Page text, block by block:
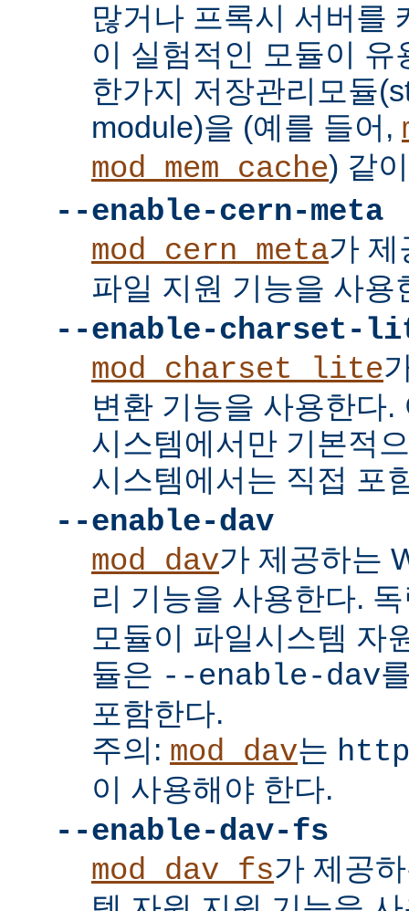
많거나 프록시 서버를
이 실험적인 모듈이
한가지 저장관리모듈
module)을 (예를 들어,
mod_mem_cache) 같
--enable-cern-meta
mod_cern_meta가 제
파일 지원 기능을 사용
--enable-charset-
mod_charset_lite
변환 기능을 사용한다
시스템에서만 기본적
시스템에서는 직접 포
--enable-dav
mod_dav가 제공하는
리 기능을 사용한다.
모듈이 파일시스템 자
듈은 --enable-dav
포함한다.
주의: mod_dav는 http
이 사용해야 한다.
--enable-dav-fs
mod_dav_fs가 제공